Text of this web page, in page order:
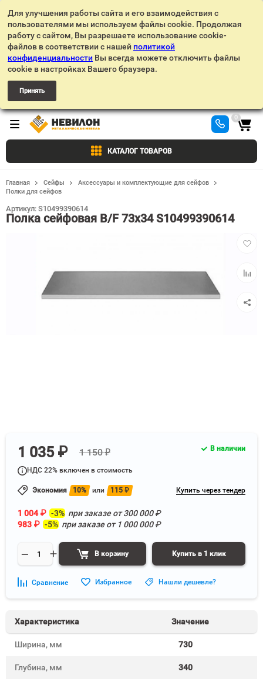
Для улучшения работы сайта и его взаимодействия с
пользователями мы используем файлы cookie. Продолжая
работу с сайтом, Вы разрешаете использование cookie-
файлов в соответствии с нашей политикой
конфиденциальности Вы всегда можете отключить файлы
cookie в настройках Вашего браузера.
Принять
КАТАЛОГ ТОВАРОВ
0
Главная Сейфы
Аксессуары и комплектующие для сейфов
Полки для сейфов
Полка сейфовая В/F 73x34 S10499390614
Артикул: S10499390614
1 035 ₽ 1 150 ₽
НДС 22% включен в стоимость
Экономия 10% или 115 ₽ Купить через тендер
1 004₽ -3% при заказе от300 000₽
983 ₽ -5% при заказе от 1 000 000₽
В корзину Купить в 1 клик
В наличии
Сравнение Избранное Нашли дешевле?
Характеристика Значение
Ширина, мм 730
Глубина, мм 340